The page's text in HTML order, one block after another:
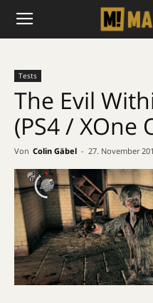
Tests
The Evil
(PS4 / XOne
Von Colin Gäbel - 27. November